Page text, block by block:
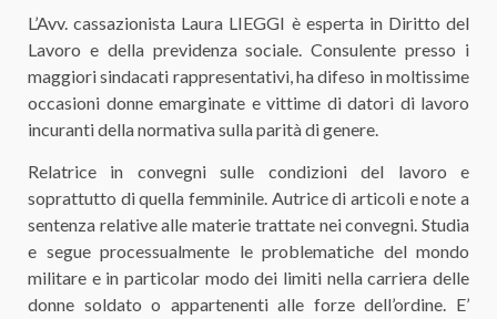
L’Avv. cassazionista Laura LIEGGI è esperta in Diritto del
Lavoro e della previdenza sociale. Consulente presso i
maggiori sindacati rappresentativi, ha difeso in moltissime
occasioni donne emarginate e vittime di datori di lavoro
incuranti della normativa sulla parità di genere.
Relatrice in convegni sulle condizioni del lavoro e
soprattutto di quella femminile. Autrice di articoli e note a
sentenza relative alle materie trattate nei convegni. Studia
e segue processualmente le problematiche del mondo
militare e in particolar modo dei limiti nella carriera delle
donne soldato o appartenenti alle forze dell’ordine. E’